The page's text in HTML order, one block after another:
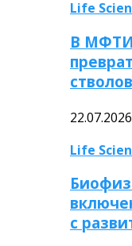
Life
В МФТИ
22.07.2026
Life
с